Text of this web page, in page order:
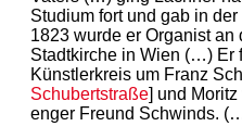
Studium fort und gab in
1823 wurde er Organist an
Stadtkirche in Wien (…) Er
Künstlerkreis um Franz
Schubertstraße] und
enger Freund Schwinds.